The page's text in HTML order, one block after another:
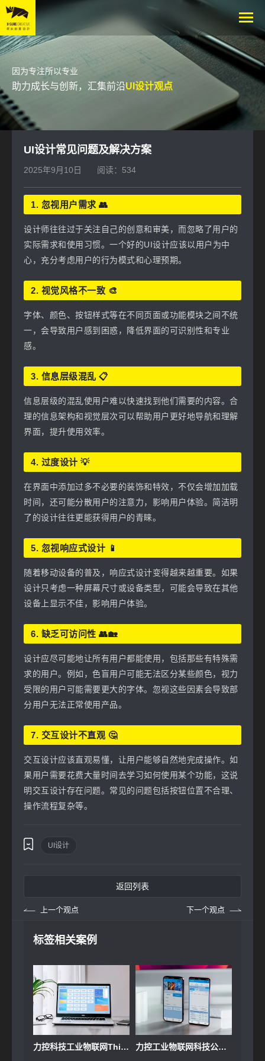
因为专注所以专业
助力成长与创新，汇集前沿UI设计观点
UI设计常见问题及解决方案
2025年9月10日 阅读：534
1. 忽视用户需求 👥
设计师往往过于关注自己的创意和审美，而忽略了用户的
实际需求和使用习惯。一个好的UI设计应该以用户为中
心，充分考虑用户的行为模式和心理预期。
2. 视觉风格不一致 🎨
字体、颜色、按钮样式等在不同页面或功能模块之间不统
一，会导致用户感到困惑，降低界面的可识别性和专业
感。
3. 信息层级混乱 📋
信息层级的混乱使用户难以快速找到他们需要的内容。合
理的信息架构和视觉层次可以帮助用户更好地导航和理解
界面，提升使用效率。
4. 过度设计 💡
在界面中添加过多不必要的装饰和特效，不仅会增加加载
时间，还可能分散用户的注意力，影响用户体验。简洁明
了的设计往往更能获得用户的青睐。
5. 忽视响应式设计 📱
随着移动设备的普及，响应式设计变得越来越重要。如果
设计只考虑一种屏幕尺寸或设备类型，可能会导致在其他
设备上显示不佳，影响用户体验。
6. 缺乏可访问性 👥🏡
设计应尽可能地让所有用户都能使用，包括那些有特殊需
求的用户。例如，色盲用户可能无法区分某些颜色，视力
受限的用户可能需要更大的字体。忽视这些因素会导致部
分用户无法正常使用产品。
7. 交互设计不直观 🤔
交互设计应该直观易懂，让用户能够自然地完成操作。如
果用户需要花费大量时间去学习如何使用某个功能，这说
明交互设计存在问题。常见的问题包括按钮位置不合理、
操作流程复杂等。
UI设计
上一个观点
返回列表
下一个观点
标签相关案例
力控科技工业物联网ThingNet云平台原型及UI设计 力控工业物联网科技公司小程序UI界面设计